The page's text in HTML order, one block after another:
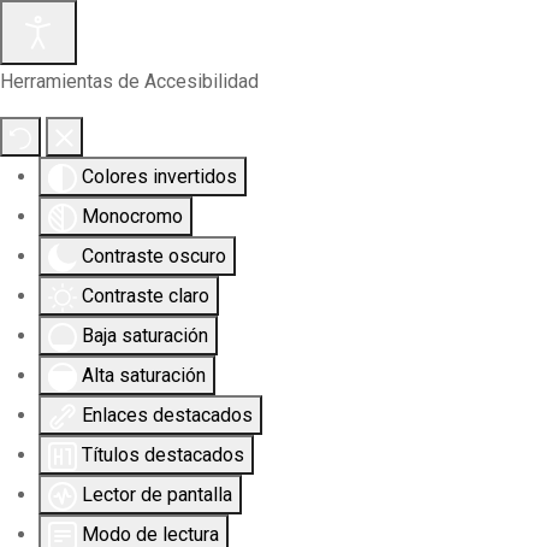
Herramientas de Accesibilidad
Colores invertidos
Monocromo
Contraste oscuro
Contraste claro
Baja saturación
Alta saturación
Enlaces destacados
Títulos destacados
Lector de pantalla
Modo de lectura